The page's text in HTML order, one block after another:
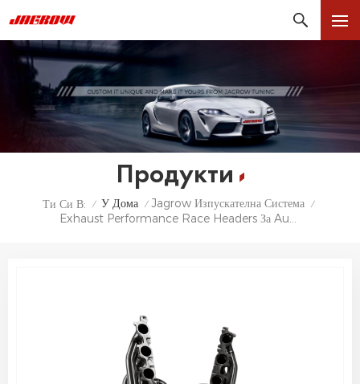
Продукти
Ти Си В: / У Дома / Jagrow Изпускателна Система /